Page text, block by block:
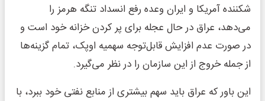
شکننده آمریکا و ایران وعده رفع انسداد تنگه هرمز را
می‌دهد، عراق در حال عجله برای پر کردن خزانه خود است و
در صورت عدم افزایش قابل‌توجه سهمیه اوپک، تمام گزینه‌ها
از جمله خروج از این سازمان را در نظر می‌گیرد.
این باور که عراق باید سهم بیشتری از منابع نفتی خود ببرد، با